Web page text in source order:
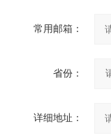
常用邮箱：
省份：
详细地址：